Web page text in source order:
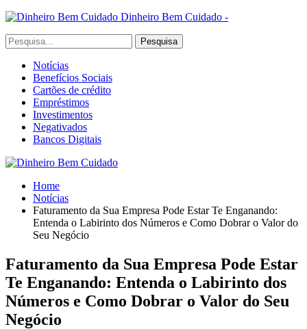
Dinheiro Bem Cuidado -
Notícias
Benefícios Sociais
Cartões de crédito
Empréstimos
Investimentos
Negativados
Bancos Digitais
Home
Notícias
Faturamento da Sua Empresa Pode Estar Te Enganando:
Entenda o Labirinto dos Números e Como Dobrar o Valor do
Seu Negócio
Faturamento da Sua Empresa Pode Estar
Te Enganando: Entenda o Labirinto dos
Números e Como Dobrar o Valor do Seu
Negócio